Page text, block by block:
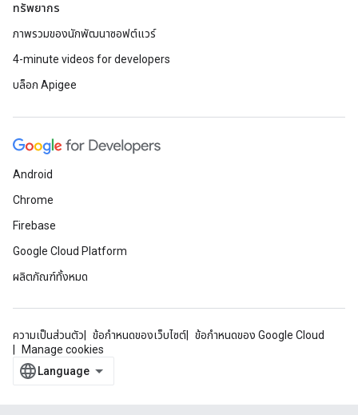
ทรัพยากร
ภาพรวมของนักพัฒนาซอฟต์แวร์
4-minute videos for developers
บล็อก Apigee
Android
Chrome
Firebase
Google Cloud Platform
ผลิตภัณฑ์ทั้งหมด
ความเป็นส่วนตัว ข้อกำหนดของเว็บไซต์
ข้อกำหนดของ Google Cloud
Manage cookies